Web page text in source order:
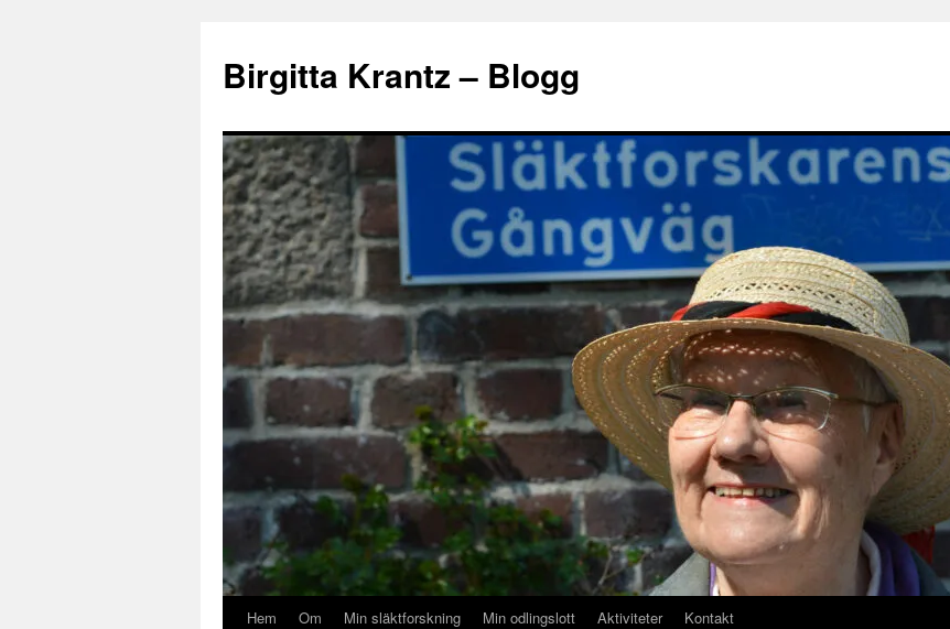
innehåll
Birgitta Krantz – Blogg
Hem Om Min släktforskning Min odlingslott Aktiviteter Kontakt